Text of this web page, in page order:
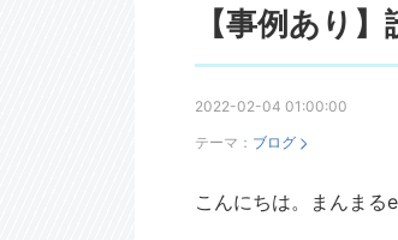
【事例あり
2022-02-04 01:00:00
テーマ： ブログ
こんにちは。まんまる